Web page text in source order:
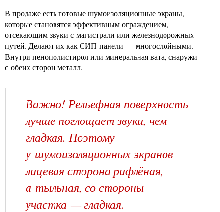
В продаже есть готовые шумоизоляционные экраны,
которые становятся эффективным ограждением,
отсекающим звуки с магистрали или железнодорожных
путей. Делают их как СИП-панели — многослойными.
Внутри пенополистирол или минеральная вата, снаружи
с обеих сторон металл.
Важно! Рельефная поверхность
лучше поглощает звуки, чем
гладкая. Поэтому
у шумоизоляционных экранов
лицевая сторона рифлёная,
а тыльная, со стороны
участка — гладкая.